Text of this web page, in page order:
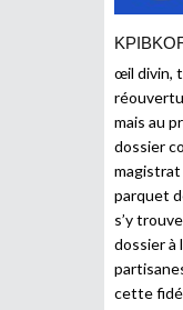
œil divin,
mais au
dossier
magistrat
parquet
s’y
dossier à
cette